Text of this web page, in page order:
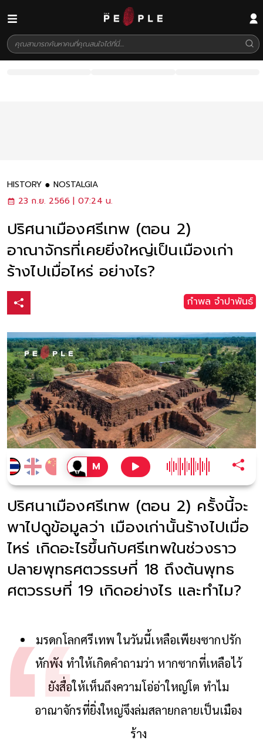
HISTORY
NOSTALGIA
23 ก.ย. 2566 | 07:24 น.
ปริศนาเมืองศรีเทพ (ตอน 2)
อาณาจักรที่เคยยิ่งใหญ่เป็นเมืองเก่า
ร้างไปเมื่อไหร่ อย่างไร?
กำพล จำปาพันธ์
ปริศนาเมืองศรีเทพ (ตอน 2) ครั้งนี้จะ
พาไปดูข้อมูลว่า เมืองเก่านั้นร้างไปเมื่อ
ไหร่ เกิดอะไรขึ้นกับศรีเทพในช่วงราว
ปลายพุทธศตวรรษที่ 18 ถึงต้นพุทธ
ศตวรรษที่ 19 เกิดอย่างไร และทำไม?
มรดกโลกศรีเทพ ในวันนี้เหลือเพียงซากปรัก
หักพัง ทำให้เกิดคำถามว่า หากซากที่เหลือไว้
ยังสื่อให้เห็นถึงความโอ่อ่าใหญ่โต ทำไม
อาณาจักรที่ยิ่งใหญ่จึงล่มสลายกลายเป็นเมือง
ร้าง